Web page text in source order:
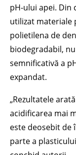
pH-ului apei. Din
utilizat materiale
polietilena de
biodegradabil,
semnificativă a
expandat.
„Rezultatele
acidificarea mai
este deosebit de
parte a